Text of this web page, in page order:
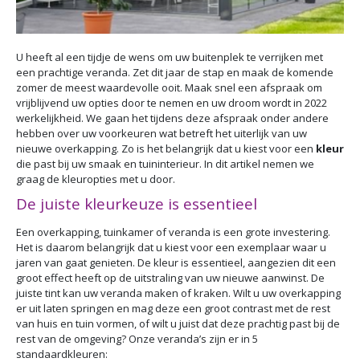
U heeft al een tijdje de wens om uw buitenplek te verrijken met
een prachtige veranda. Zet dit jaar de stap en maak de komende
zomer de meest waardevolle ooit. Maak snel een afspraak om
vrijblijvend uw opties door te nemen en uw droom wordt in 2022
werkelijkheid. We gaan het tijdens deze afspraak onder andere
hebben over uw voorkeuren wat betreft het uiterlijk van uw
nieuwe overkapping. Zo is het belangrijk dat u kiest voor een kleur
die past bij uw smaak en tuininterieur. In dit artikel nemen we
graag de kleuropties met u door.
De juiste kleurkeuze is essentieel
Een overkapping, tuinkamer of veranda is een grote investering.
Het is daarom belangrijk dat u kiest voor een exemplaar waar u
jaren van gaat genieten. De kleur is essentieel, aangezien dit een
groot effect heeft op de uitstraling van uw nieuwe aanwinst. De
juiste tint kan uw veranda maken of kraken. Wilt u uw overkapping
er uit laten springen en mag deze een groot contrast met de rest
van huis en tuin vormen, of wilt u juist dat deze prachtig past bij de
rest van de omgeving? Onze veranda’s zijn er in 5
standaardkleuren: